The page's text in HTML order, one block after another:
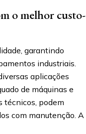
o melhor custo-
garantindo
industriais.
aplicações
de máquinas e
técnicos, podem
com manutenção. A